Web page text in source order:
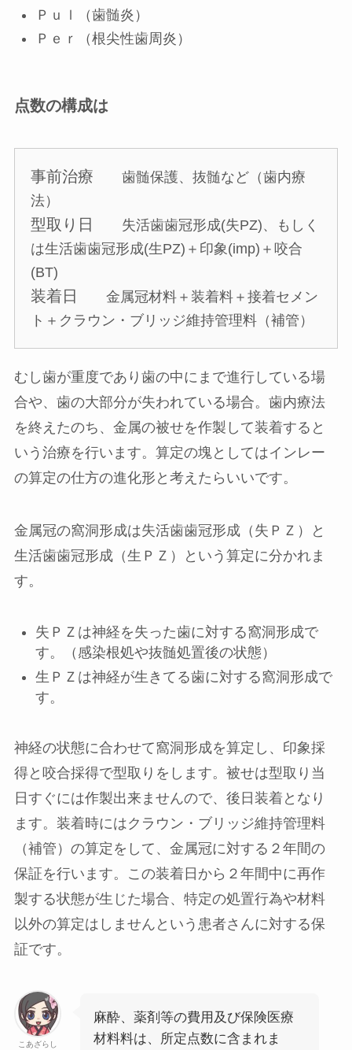
Ｐｕｌ（歯髄炎）
Ｐｅｒ（根尖性歯周炎）
点数の構成は
事前治療 歯髄保護、抜髄など（歯内療
法）
型取り日
失活歯歯冠形成(失PZ)、もしく
は生活歯歯冠形成(生PZ)＋印象(imp)＋咬合
(BT)
装着日
金属冠材料＋装着料＋接着セメン
ト＋クラウン・ブリッジ維持管理料（補管）
むし歯が重度であり歯の中にまで進行している場
合や、歯の大部分が失われている場合。歯内療法
を終えたのち、金属の被せを作製して装着すると
いう治療を行います。算定の塊としてはインレー
の算定の仕方の進化形と考えたらいいです。
金属冠の窩洞形成は失活歯歯冠形成（失ＰＺ）と
生活歯歯冠形成（生ＰＺ）という算定に分かれま
す。
失ＰＺは神経を失った歯に対する窩洞形成で
す。（感染根処や抜髄処置後の状態）
生ＰＺは神経が生きてる歯に対する窩洞形成で
す。
神経の状態に合わせて窩洞形成を算定し、印象採
得と咬合採得で型取りをします。被せは型取り当
日すぐには作製出来ませんので、後日装着となり
ます。装着時にはクラウン・ブリッジ維持管理料
（補管）の算定をして、金属冠に対する２年間の
保証を行います。この装着日から２年間中に再作
製する状態が生じた場合、特定の処置行為や材料
以外の算定はしませんという患者さんに対する保
証です。
こあざらし
麻酔、薬剤等の費用及び保険医療
材料料は、所定点数に含まれま